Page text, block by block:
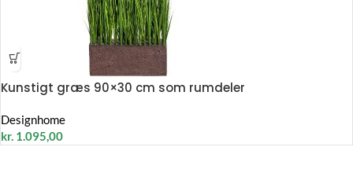
Kunstigt græs 90×30 cm som rumdeler
Designhome
kr. 1.095,00